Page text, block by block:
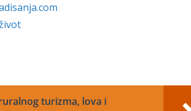
turizma, lova i